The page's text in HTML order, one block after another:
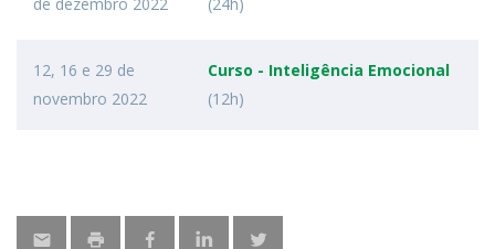
12, 16 e 29 de
novembro 2022
Curso - Inteligência Emocional
(12h)